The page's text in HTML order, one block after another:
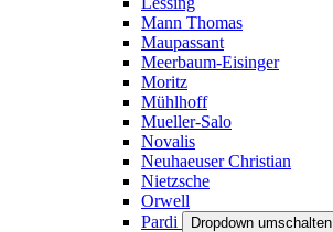
Mann Thomas
Maupassant
Meerbaum-Eisinger
Moritz
Mühlhoff
Mueller-Salo
Novalis
Neuhaeuser Christian
Nietzsche
Orwell
Pardi
Dropdown umschalten